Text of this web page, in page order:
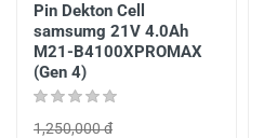
Pin Dekton Cell
samsumg 21V 4.0Ah
M21-B4100XPROMAX
(Gen 4)
1,250,000 đ